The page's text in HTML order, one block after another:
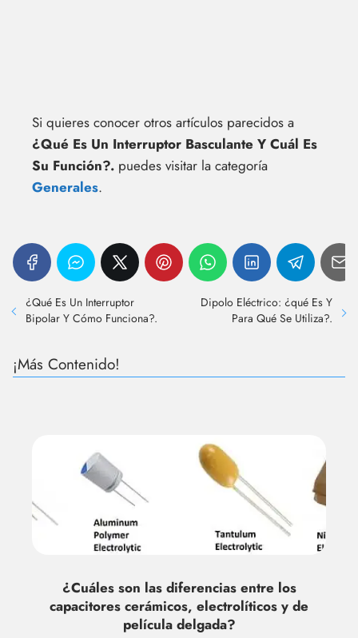
Si quieres conocer otros artículos parecidos a
¿Qué Es Un Interruptor Basculante Y Cuál Es
Su Función?. puedes visitar la categoría
Generales.
¿Qué Es Un Interruptor
Bipolar Y Cómo Funciona?.
Dipolo Eléctrico: ¿qué Es Y
Para Qué Se Utiliza?.
¡Más Contenido!
¿Cuáles son las diferencias entre los
capacitores cerámicos, electrolíticos y de
película delgada?